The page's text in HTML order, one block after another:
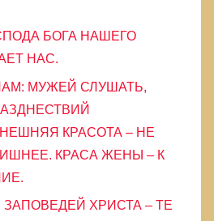
БОГА НАШЕГО
НАС.
МУЖЕЙ СЛУШАТЬ,
КРАСОТА – НЕ
КРАСА ЖЕНЫ – К
ХРИСТА – ТЕ